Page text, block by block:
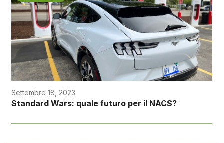
Settembre 18, 2023
Standard Wars: quale futuro per il NACS?